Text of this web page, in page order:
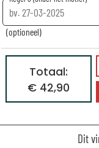
(optioneel)
Totaal:
€ 42,90
Dit